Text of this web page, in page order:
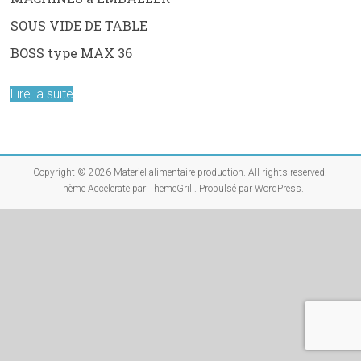
SOUS VIDE DE TABLE
BOSS type MAX 36
Lire la suite
Copyright © 2026 Materiel alimentaire production. All rights reserved.
Thème Acceleratepar ThemeGrill. Propulsé par WordPress.